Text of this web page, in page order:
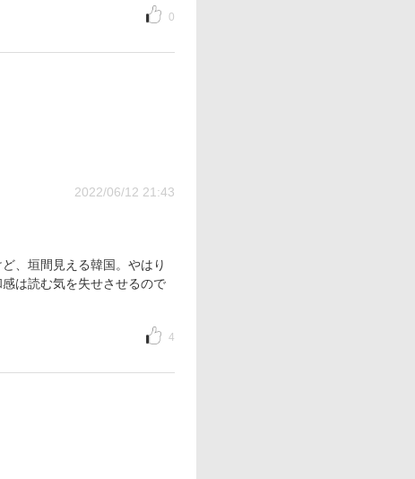
0
2022/06/12 21:43
、垣間見える韓国。やはり
は読む気を失せさせるので
4